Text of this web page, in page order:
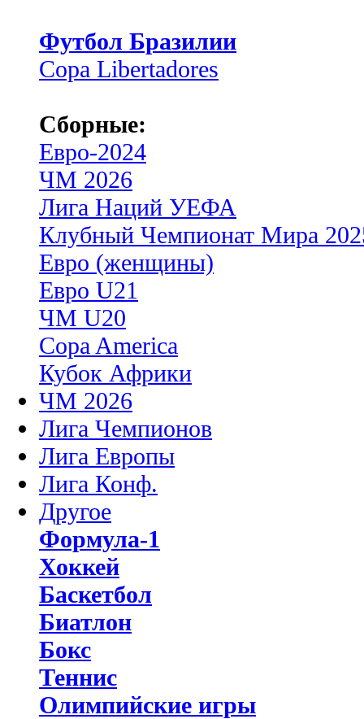
Футбол Бразилии
Copa Libertadores
Сборные:
Евро-2024
ЧМ 2026
Лига Наций УЕФА
Клубный Чемпионат Мира
Евро (женщины)
Евро U21
ЧМ U20
Copa America
Кубок Африки
ЧМ 2026
Лига Чемпионов
Лига Европы
Лига Конф.
Другое
Формула-1
Хоккей
Баскетбол
Биатлон
Бокс
Теннис
Олимпийские игры